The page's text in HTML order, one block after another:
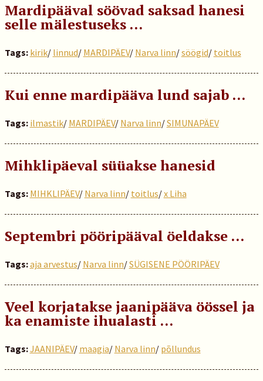
Mardipääval söövad saksad hanesi
selle mälestuseks …
Tags: kirik/ linnud/ MARDIPÄEV/ Narva linn/söögid/ toitlus
Kui enne mardipääva lund sajab …
Tags: ilmastik/ MARDIPÄEV/ Narva linn/SIMUNAPÄEV
Mihklipäeval süüakse hanesid
Tags: MIHKLIPÄEV/ Narva linn/ toitlus/x Liha
Septembri pööripääval öeldakse …
Tags:aja arvestus/ Narva linn/SÜGISENE PÖÖRIPÄEV
Veel korjatakse jaanipääva öössel ja
ka enamiste ihualasti …
Tags:JAANIPÄEV/ maagia/ Narva linn/ põllundus